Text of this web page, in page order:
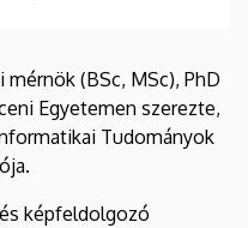
(BSc, MSc), PhD
Egyetemen szerezte,
Tudományok
képfeldolgozó